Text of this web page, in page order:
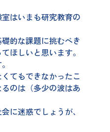
はいまも研究教育の
的な課題に挑むべき
ほしいと思います。
てもできなかったこ
のは（多少の波はあ
に迷惑でしょうが、